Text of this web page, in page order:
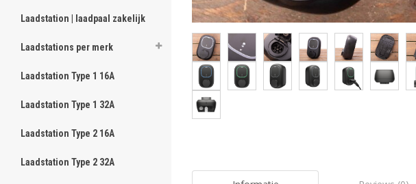
Laadstation | laadpaal zakelijk
Laadstations per merk
Laadstation Type 1 16A
Laadstation Type 1 32A
Laadstation Type 2 16A
Laadstation Type 2 32A